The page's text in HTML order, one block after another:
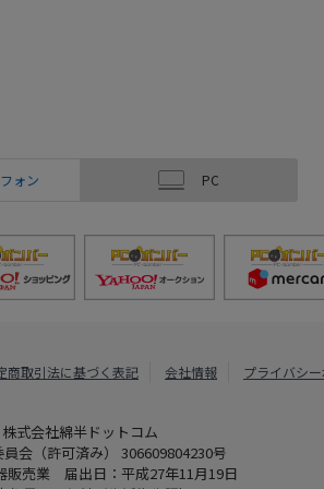
ォン PC
商取引法に基づく表記 会社情報 プライバシ
株式会社綿半ドットコム
会（許可済み） 306609804230号
販売業 届出日：平成27年11月19日